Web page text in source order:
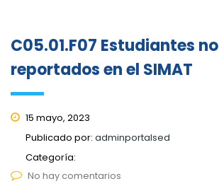
C05.01.F07 Estudiantes no
reportados en el SIMAT
15 mayo, 2023
Publicado por: adminportalsed
Categoría:
No hay comentarios